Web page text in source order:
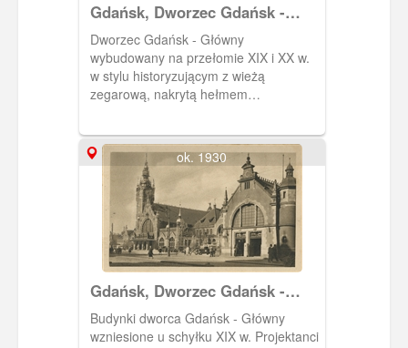
Gdańsk, Dworzec Gdańsk -
Główny, Danzig Hauptbanhof
Dworzec Gdańsk - Główny
wybudowany na przełomie XIX i XX w.
w stylu historyzującym z wieżą
zegarową, nakrytą hełmem
gdańskiego kościoła św. Katarzyny.
ok. 1930
Gdańsk, Dworzec Gdańsk -
Główny, Danzig Hauptbanhof
Budynki dworca Gdańsk - Główny
wzniesione u schyłku XIX w. Projektanci